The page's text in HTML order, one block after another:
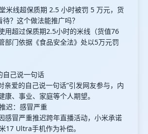
米线超保质期 2.5 小时被罚 5 万元，货
？这个做法能推广吗？
用超过保质期2.5小时的米线（货值76
部门依据《食品安全法》处以5万元罚
自己说一句话
亲爱的自己说一句话”引发网友参与，内
康、事业、家庭等个人期望。
迟：感冒严重
感冒严重推迟跨年直播活动，小米承诺
17 Ultra手机作为补偿。